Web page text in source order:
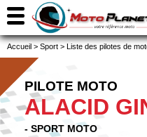
Accueil > Sport > Liste des pilotes de
PILOTE MOTO
ALACID
- SPORT MOTO